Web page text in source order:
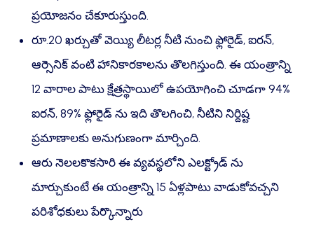
ప్రయోజనం చేకూరుస్తుంది.
రూ.20 ఖర్చుతో వెయ్యి లీటర్ల నీటి నుంచి ఫ్లోరైడ్, ఐరన్,
ఆర్సెనిక్ వంటి హానికారకాలను తొలగిస్తుంది. ఈ యంత్రాన్ని
12 వారాల పాటు క్షేత్రస్థాయిలో ఉపయోగించి చూడగా 94%
ఐరన్, 89% ఫ్లోరైడ్ ను ఇది తొలగించి, నీటిని నిర్దిష్ట
ప్రమాణాలకు అనుగుణంగా మార్చింది.
ఆరు నెలలకొకసారి ఈ వ్యవస్థలోని ఎలక్ట్రోడ్ ను
మార్చుకుంటే ఈ యంత్రాన్ని 15 ఏళ్లపాటు వాడుకోవచ్చని
పరిశోధకులు పేర్కొన్నారు